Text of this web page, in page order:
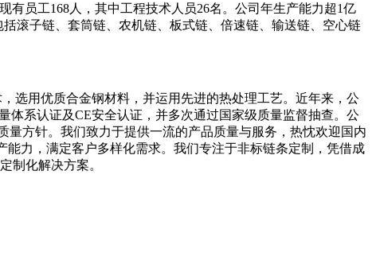
员工168人，其中工程技术人员26名。公司年生产能力超1亿
滚子链、套筒链、农机链、板式链、倍速链、输送链、空心链
选用优质合金钢材料，并运用先进的热处理工艺。近年来，公
体系认证及CE安全认证，并多次通过国家级质量监督抽查。公
量方针。我们致力于提供一流的产品质量与服务，热忱欢迎国内
力，满定客户多样化需求。我们专注于非标链条定制，凭借成
制化解决方案。